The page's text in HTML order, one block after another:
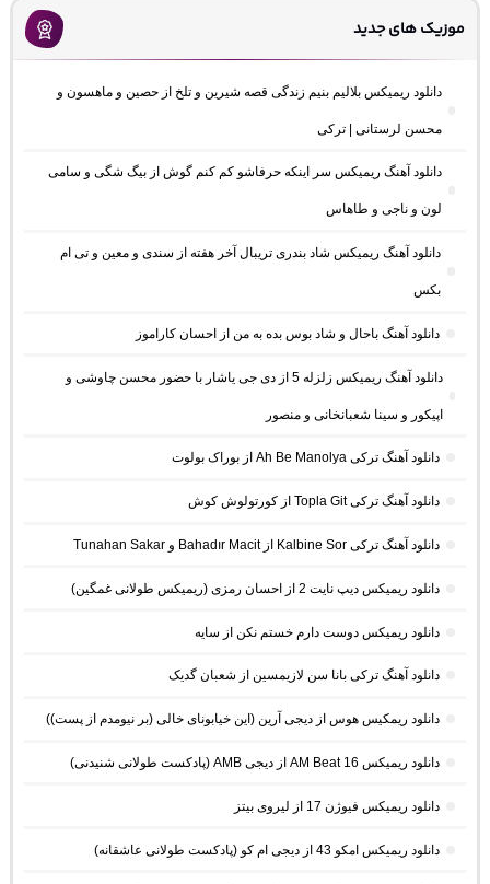
موزیک های جدید
دانلود ریمیکس بلالیم بنیم زندگی قصه شیرین و تلخ از حصین و ماهسون و
محسن لرستانی | ترکی
دانلود آهنگ ریمیکس سر اینکه حرفاشو کم کنم گوش از بیگ شگی و سامی
لون و ناجی و طاهاس
دانلود آهنگ ریمیکس شاد بندری تریبال آخر هفته از سندی و معین و تی ام
بکس
دانلود آهنگ باحال و شاد بوس بده به من از احسان کاراموز
دانلود آهنگ ریمیکس زلزله 5 از دی جی یاشار با حضور محسن چاوشی و
اپیکور و سینا شعبانخانی و منصور
دانلود آهنگ ترکی Ah Be Manolya از بوراک بولوت
دانلود آهنگ ترکی Topla Git از کورتولوش کوش
دانلود آهنگ ترکی Kalbine Sor از Bahadır Macit و Tunahan Sakar
دانلود ریمیکس دیپ نایت 2 از احسان رمزی (ریمیکس طولانی غمگین)
دانلود ریمیکس دوست دارم خستم نکن از سایه
دانلود آهنگ ترکی بانا سن لازیمسین از شعبان گدیک
دانلود ریمکیس هوس از دیجی آرین (این خیابونای خالی (بر نیومدم از پست))
دانلود ریمیکس AM Beat 16 از دیجی AMB (پادکست طولانی شنیدنی)
دانلود ریمیکس فیوژن 17 از لیروی بیتز
دانلود ریمیکس امکو 43 از دیجی ام کو (پادکست طولانی عاشقانه)